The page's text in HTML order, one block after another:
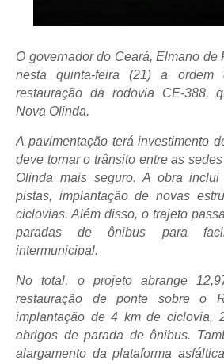
O governador do Ceará, Elmano de
nesta quinta-feira (21) a
restauração da rodovia CE-388,
Nova Olinda.
A pavimentação terá investimento
deve tornar o trânsito entre as
Olinda mais seguro. A obra
pistas, implantação de novas
ciclovias. Além disso, o trajeto
paradas de ônibus para
intermunicipal.
No total, o projeto abrange
restauração de ponte sobre o
implantação de 4 km de ciclovia,
abrigos de parada de ônibus.
alargamento da plataforma